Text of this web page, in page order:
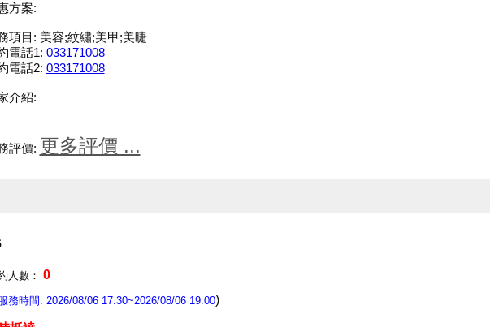
方案:
項目: 美容;紋繡;美甲;美睫
電話1: 033171008
電話2: 033171008
介紹:
評價: 更多評價 ...
人數： 0
務時間: 2026/08/06 17:30~2026/08/06 19:00)